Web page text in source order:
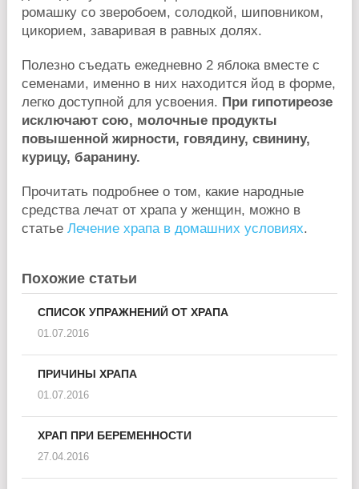
ромашку со зверобоем, солодкой, шиповником,
цикорием, заваривая в равных долях.
Полезно съедать ежедневно 2 яблока вместе с
семенами, именно в них находится йод в форме,
легко доступной для усвоения. При гипотиреозе
исключают сою, молочные продукты
повышенной жирности, говядину, свинину,
курицу, баранину.
Прочитать подробнее о том, какие народные
средства лечат от храпа у женщин, можно в
статье Лечение храпа в домашних условиях.
Похожие статьи
СПИСОК УПРАЖНЕНИЙ ОТ ХРАПА
01.07.2016
ПРИЧИНЫ ХРАПА
01.07.2016
ХРАП ПРИ БЕРЕМЕННОСТИ
27.04.2016